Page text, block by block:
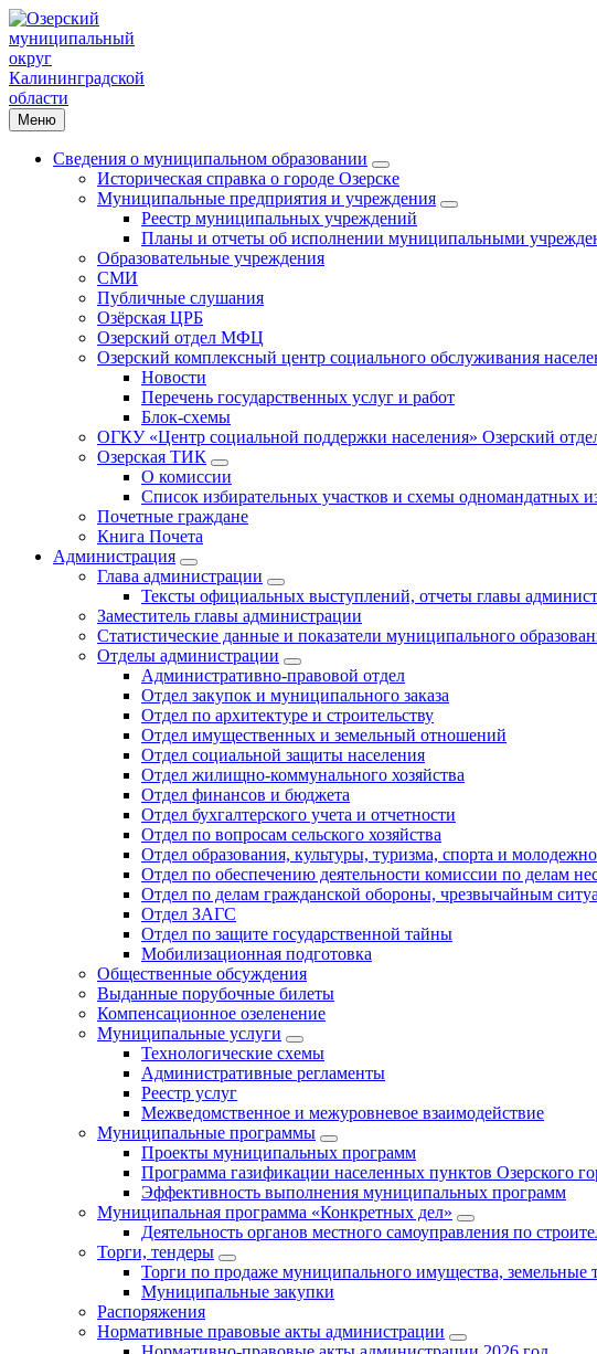
Меню
Сведения о муниципальном образовании
Историческая справка о городе Озерске
Муниципальные предприятия и учреждения
Реестр муниципальных учреждений
Планы и отчеты об исполнении муниципальными
Образовательные учреждения
СМИ
Публичные слушания
Озёрская ЦРБ
Озерский отдел МФЦ
Озерский комплексный центр социального обслуживания
Новости
Перечень государственных услуг и работ
Блок-схемы
ОГКУ «Центр социальной поддержки населения» Озерский
Озерская ТИК
О комиссии
Список избирательных участков и схемы одномандатных
Почетные граждане
Книга Почета
Администрация
Глава администрации
Тексты официальных выступлений, отчеты главы
Заместитель главы администрации
Статистические данные и показатели муниципального
Отделы администрации
Административно-правовой отдел
Отдел закупок и муниципального заказа
Отдел по архитектуре и строительству
Отдел имущественных и земельный отношений
Отдел социальной защиты населения
Отдел жилищно-коммунального хозяйства
Отдел финансов и бюджета
Отдел бухгалтерского учета и отчетности
Отдел по вопросам сельского хозяйства
Отдел образования, культуры, туризма, спорта и
Отдел по обеспечению деятельности комиссии по делам
Отдел по делам гражданской обороны, чрезвычайным
Отдел ЗАГС
Отдел по защите государственной тайны
Мобилизационная подготовка
Общественные обсуждения
Выданные порубочные билеты
Компенсационное озеленение
Муниципальные услуги
Технологические схемы
Административные регламенты
Реестр услуг
Межведомственное и межуровневое взаимодействие
Муниципальные программы
Проекты муниципальных программ
Программа газификации населенных пунктов Озерского
Эффективность выполнения муниципальных программ
Муниципальная программа «Конкретных дел»
Деятельность органов местного самоуправления по
Торги, тендеры
Торги по продаже муниципального имущества, земельные
Муниципальные закупки
Распоряжения
Нормативные правовые акты администрации